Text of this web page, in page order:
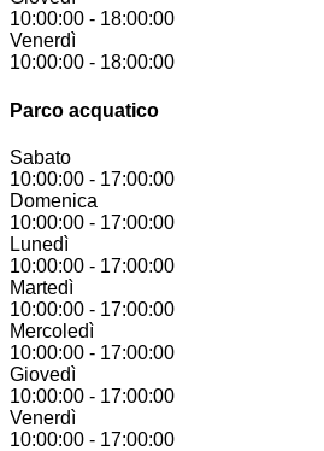
10:00:00 - 18:00:00
Venerdì
10:00:00 - 18:00:00
Parco acquatico
Sabato
10:00:00 - 17:00:00
Domenica
10:00:00 - 17:00:00
Lunedì
10:00:00 - 17:00:00
Martedì
10:00:00 - 17:00:00
Mercoledì
10:00:00 - 17:00:00
Giovedì
10:00:00 - 17:00:00
Venerdì
10:00:00 - 17:00:00